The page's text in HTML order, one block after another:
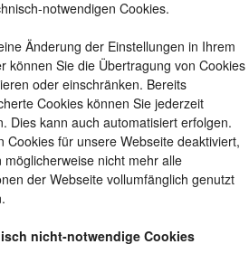
notwendigen Cookies.
Änderung der Einstellungen in Ihrem
können Sie die Übertragung von Cookies
oder einschränken. Bereits
Cookies können Sie jederzeit
Dies kann auch automatisiert erfolgen.
Cookies für unsere Webseite deaktiviert,
möglicherweise nicht mehr alle
der Webseite vollumfänglich genutzt
nicht-notwendige Cookies